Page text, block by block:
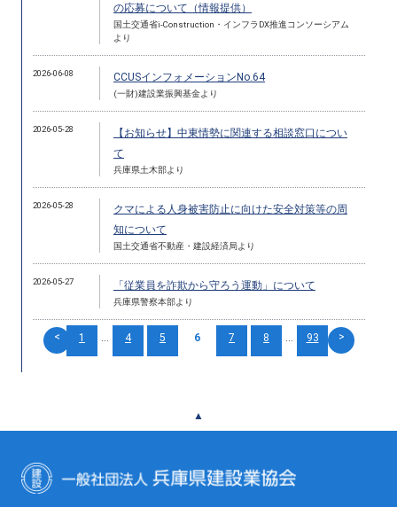
の応募について（情報提供）
国土交通省i-Construction・インフラDX推進コンソーシアム
より
2026-06-08 CCUSインフォメーションNo.64
(一財)建設業振興基金より
2026-05-28
【お知らせ】中東情勢に関連する相談窓口につい
て
兵庫県土木部より
2026-05-28
クマによる人身被害防止に向けた安全対策等の周
知について
国土交通省不動産・建設経済局より
2026-05-27 「従業員を詐欺から守ろう運動」について
兵庫県警察本部より
< 1 ... 4 5 6 7 8 ... 93 >
▲